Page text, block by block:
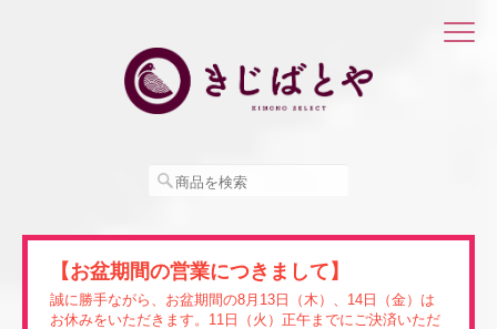
【お盆期間の営業につきまして】
誠に勝手ながら、お盆期間の8月13日（木）、14日（金）は
お休みをいただきます。11日（火）正午までにご決済いただ